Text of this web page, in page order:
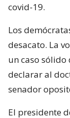
covid-19.
Los
desacato. La
un caso
declarar al
senador
El presidente